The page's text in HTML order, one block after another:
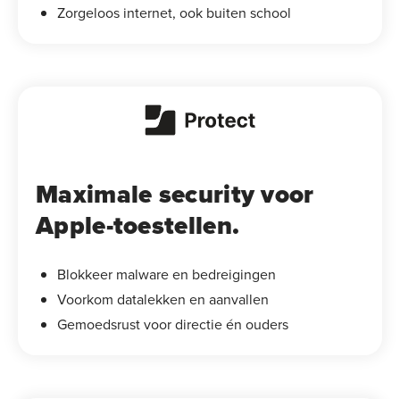
Zorgeloos internet, ook buiten school
Maximale security voor
Apple-toestellen.
Blokkeer malware en bedreigingen
Voorkom datalekken en aanvallen
Gemoedsrust voor directie én ouders